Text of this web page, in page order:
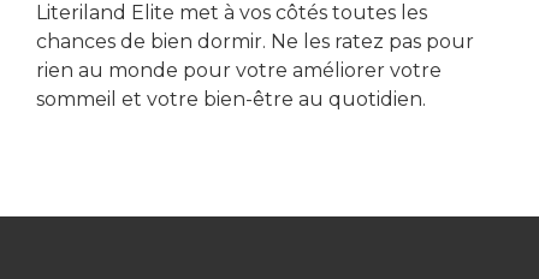
Literiland Elite met à vos côtés toutes les
chances de bien dormir. Ne les ratez pas pour
rien au monde pour votre améliorer votre
sommeil et votre bien-être au quotidien.